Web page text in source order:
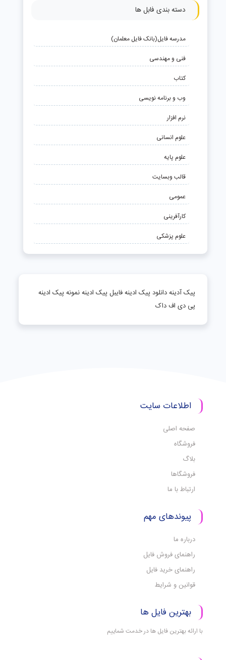
دسته بندی فابل ها
مدرسه فایل(بانک فایل معلمان)
فنی و مهندسی
کتاب
وب و برنامه نویسی
نرم افزار
علوم انسانی
علوم پایه
قالب وبسایت
عمومی
کارآفرینی
علوم پزشکی
پیک آدینه دانلود پیک ادینه فایبل پیک ادینه نمونه پیک ادینه
پی دی اف داک
اطلاعات سایت
صفحه اصلی
فروشگاه
بلاگ
فروشگاها
ارتباط با ما
پیوندهای مهم
درباره ما
راهنمای فروش فایل
راهنمای خرید فایل
قوانین و شرایط
بهترین فایل ها
با ارائه بهترین فایل ها در خدمت شماییم